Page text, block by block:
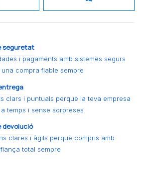
seguretat
i pagaments amb sistemes segurs
compra fiable sempre
clars i puntuals perquè la teva empresa
temps i sense sorpreses
devolució
clares i àgils perquè compris amb
total sempre